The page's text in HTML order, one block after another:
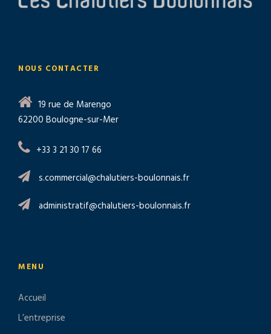
NOUS CONTACTER
19 rue de Marengo
62200 Boulogne-sur-Mer
+33 3 21 30 17 66
s.commercial@chalutiers-boulonnais.fr
administratif@chalutiers-boulonnais.fr
MENU
Accueil
L’entreprise